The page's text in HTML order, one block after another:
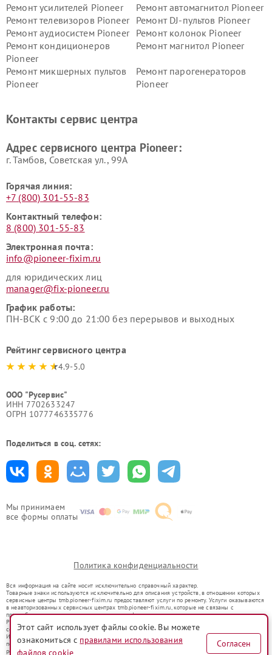
Мы принимаем
все формы оплаты
Ремонт усилителей Pioneer
Ремонт автомагнитол Pioneer
Ремонт телевизоров Pioneer
Ремонт DJ-пультов Pioneer
Ремонт аудиосистем Pioneer
Ремонт колонок Pioneer
Ремонт кондиционеров
Pioneer
Ремонт магнитол Pioneer
Ремонт микшерных пультов
Pioneer
Ремонт парогенераторов
Pioneer
Контакты сервис центра
Адрес сервисного центра Pioneer:
г. Тамбов, Советская ул., 99А
Горячая линия:
+7 (800) 301-55-83
Контактный телефон:
8 (800) 301-55-83
Электронная почта:
info@pioneer-fixim.ru
для юридических лиц
manager@fix-pioneer.ru
График работы:
ПН-ВСК с 9:00 до 21:00 без перерывов и выходных
Рейтинг сервисного центра
4.9-5.0
ООО "Русервис"
ИНН 7702633247
ОГРН 1077746335776
Поделиться в соц. сетях:
Политика конфиденциальности
Вся информация на сайте носит исключительно справочный характер.
Товарные знаки используются исключительно для описания устройств, в отношении которых
сервисные центры tmb.pioneer-fixim.ru предоставляют услуги по ремонту. Услуги оказываются
в неавторизованных сервисных центрах tmb.pioneer-fixim.ru, которые не связаны с
правообладателями товарных знаков или их официальными представителями.
Ремонт осуществляется для устройств, уже введенных в гражданский оборот в соответствии
со статьей 1487 ГК РФ.
Использование товарных знаков не преследует цели индивидуализации услуг или введения
потребителей в заблуждение, а служит для информирования о предоставляемых услугах по
ремонту техники указанных брендов.
Этот сайт использует файлы cookie. Вы можете
ознакомиться с правилами использования
файлов cookie
Согласен